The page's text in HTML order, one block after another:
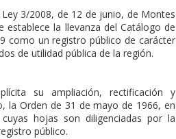
3/2008, de 12 de junio, de Montes
establece la llevanza del Catálogo de
como un registro público de carácter
de utilidad pública de la región.
su ampliación, rectificación y
la Orden de 31 de mayo de 1966, en
hojas son diligenciadas por la
público.